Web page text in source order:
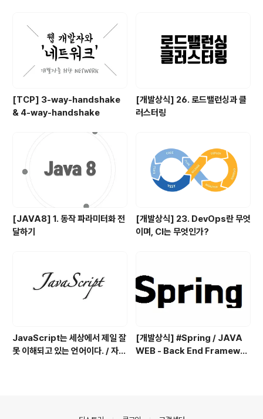
[TCP] 3-way-handshake
& 4-way-handshake
[개발상식] 26. 로드밸런싱과 클
러스터링
[JAVA8] 1. 동작 파라미터화 전
달하기
[개발상식] 23. DevOps란 무엇
이며, CI는 무엇인가?
JavaScript는 세상에서 제일 잘
못 이해되고 있는 언어이다. / 자바
[개발상식] #Spring / JAVA
WEB - Back End Framewor